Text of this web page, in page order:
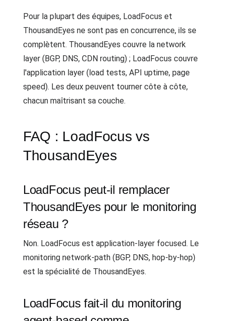
Pour la plupart des équipes, LoadFocus et
ThousandEyes ne sont pas en concurrence, ils se
complètent. ThousandEyes couvre la network
layer (BGP, DNS, CDN routing) ; LoadFocus couvre
l'application layer (load tests, API uptime, page
speed). Les deux peuvent tourner côte à côte,
chacun maîtrisant sa couche.
FAQ : LoadFocus vs
ThousandEyes
LoadFocus peut-il remplacer
ThousandEyes pour le monitoring
réseau ?
Non. LoadFocus est application-layer focused. Le
monitoring network-path (BGP, DNS, hop-by-hop)
est la spécialité de ThousandEyes.
LoadFocus fait-il du monitoring